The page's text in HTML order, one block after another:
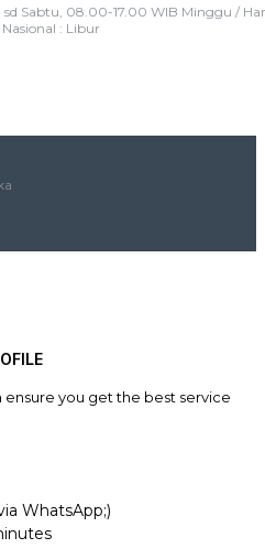
sd Sabtu, 08.00-17.00 WIB Minggu /
Nasional : Libur
you get the best service
WhatsApp;)